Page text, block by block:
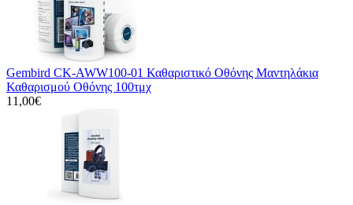
Gembird CK-AWW100-01 Καθαριστικό Οθόνης Μαντηλάκια
Καθαρισμού Οθόνης 100τμχ
11,00€